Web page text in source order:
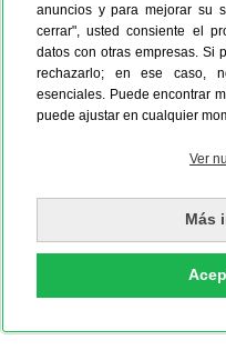
anuncios y para mejorar su
cerrar", usted consiente el
datos con otras empresas. Si
rechazarlo; en ese caso,
esenciales. Puede encontrar
puede ajustar en cualquier
Ver
Más